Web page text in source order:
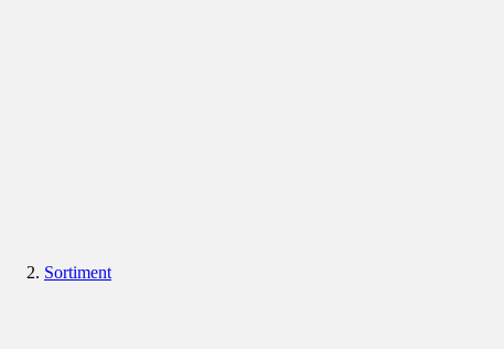
Sortiment